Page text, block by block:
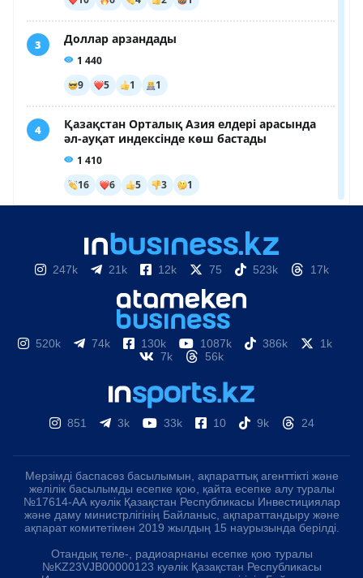
247k 21k 12k 75 523k 17k
520k 74k 130k 1087k 386k
1k
7k
56k
851 3k 33k 10 9k 24
Мерзімді баспасөз басылымын, ақпараттық агенттікті және
желілік басылымды есепке қою, қайта есепке алу туралы
№17614-АА куәлік Қазақстан Республикасы Инвестициялар
және даму министрлігінің Байланыс, ақпараттандыру және
ақпарат комитетімен 2019 жылдың 15 наурызында берілді.
Отандық теле-, радиоарнаны есепке қою туралы
№KZ23VJB00000123 куәлік Қазақстан Республикасы